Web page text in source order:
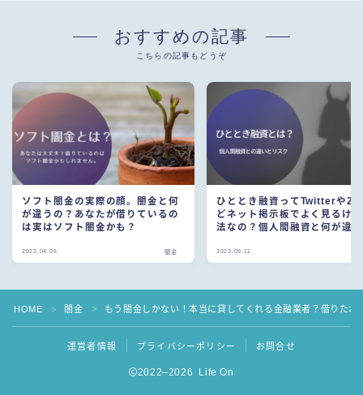
おすすめの記事
こちらの記事もどうぞ
ソフト闇金の実際の顔。闇金と何
が違うの？あなたが借りているの
は実はソフト闇金かも？
2023.04.06 闇金
ひととき融資ってTwitterや
どネット掲示板でよく見るけ
法なの？個人間融資と何が違う
2023.09.11
HOME ＞ 闇金 ＞ もう闇金しかない！本当に貸してくれる金融業者？借りたお
運営者情報 プライバシーポリシー お問合せ
2022–2026 Life On